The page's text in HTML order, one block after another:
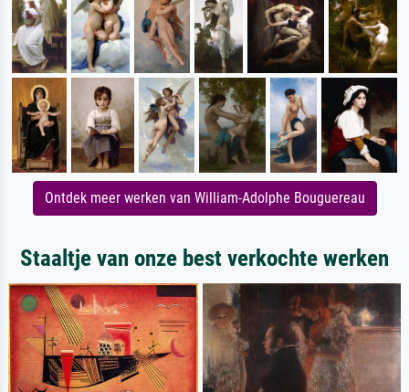
Ontdek meer werken van William-Adolphe Bouguereau
Staaltje van onze best verkochte werken